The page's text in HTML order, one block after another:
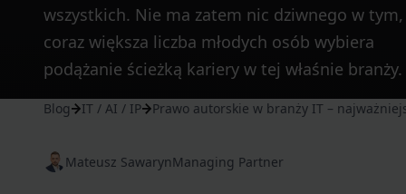
wszystkich. Nie ma zatem nic dziwnego w tym,
coraz większa liczba młodych osób wybiera
podążanie ścieżką kariery w tej właśnie branży.
Blog IT / AI / IP Prawo autorskie w branży IT –
Mateusz SawarynManaging Partner